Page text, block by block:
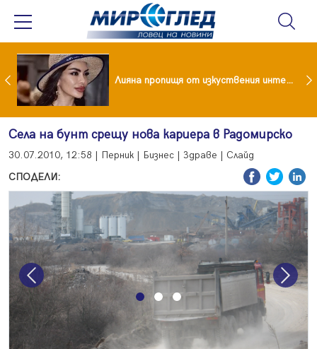
Популярен риалити герой заряза жена си заради друга Лияна пропищя от изкуствения интелект
Села на бунт срещу нова кариера в Радомирско
30.07.2010, 12:58 | Перник | Бизнес | Здраве | Слайд
СПОДЕЛИ:
Previous Next